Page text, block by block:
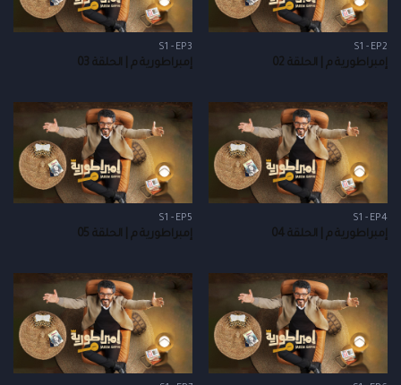
S1 - EP2
إمبراطورية م | الحلقة 02
S1 - EP3
إمبراطورية م | الحلقة 03
S1 - EP4
إمبراطورية م | الحلقة 04
S1 - EP5
إمبراطورية م | الحلقة 05